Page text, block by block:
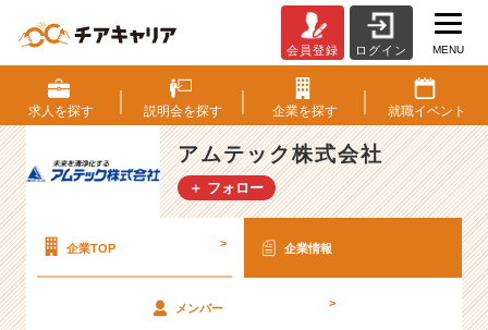
ム
テ
ッ
ク
株
式
会
社
会員登録 ログイン MENU
求人を探す 説明会を探す 企業を探す 就職イベント
アムテック株式会社
＋ フォロー
企業TOP > 企業情報
メンバー >